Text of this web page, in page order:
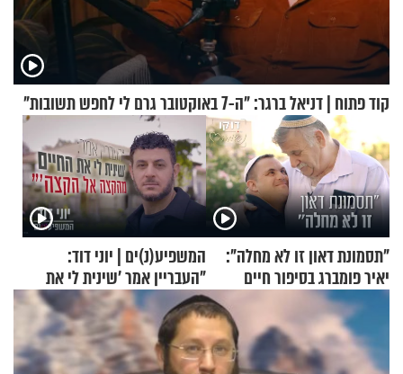
קוד פתוח | דניאל ברגר: "ה-7 באוקטובר גרם לי לחפש תשובות"
"תסמונת דאון זו לא מחלה":
יאיר פומברג בסיפור חיים
מעורר השראה
המשפיע(נ)ים | יוני דוד:
"העבריין אמר 'שינית לי את
החיים מהקצה אל הקצה'"